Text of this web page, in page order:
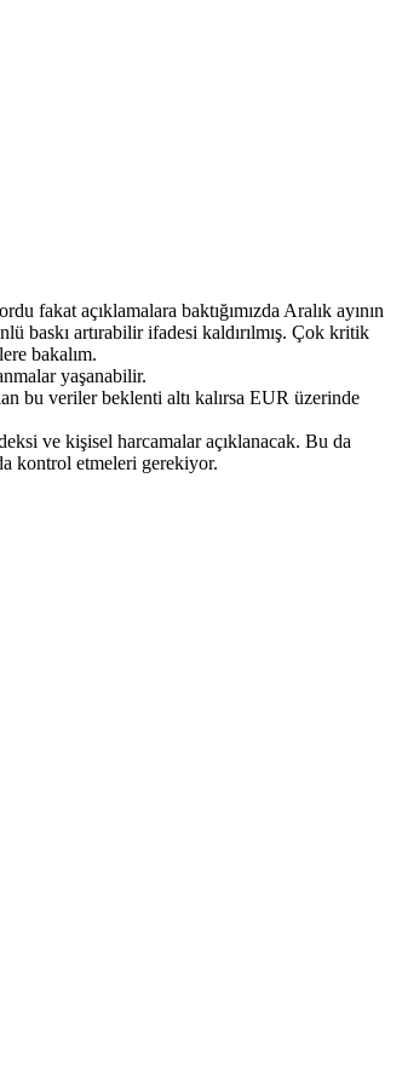
fakat açıklamalara baktığımızda Aralık ayının
baskı artırabilir ifadesi kaldırılmış. Çok kritik
bakalım.
yaşanabilir.
bu veriler beklenti altı kalırsa EUR üzerinde
ve kişisel harcamalar açıklanacak. Bu da
kontrol etmeleri gerekiyor.